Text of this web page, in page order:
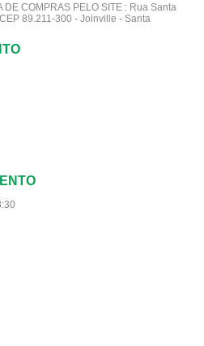
COMPRAS PELO SITE : Rua Santa
89.211-300 - Joinville - Santa